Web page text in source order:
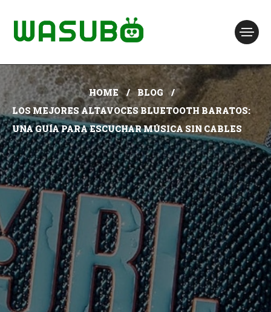
HOME
BLOG
LOS MEJORES ALTAVOCES BLUETOOTH BARATOS:
UNA GUÍA PARA ESCUCHAR MÚSICA SIN CABLES